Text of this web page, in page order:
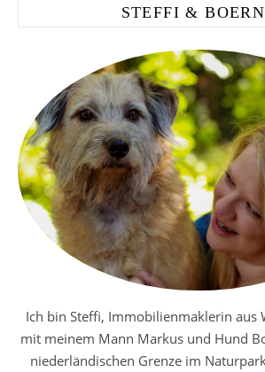
STEFFI &
Ich bin Steffi, Immobilienmaklerin aus
mit meinem Mann Markus und Hund
niederländischen Grenze im